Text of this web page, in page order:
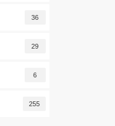
36
29
6
255